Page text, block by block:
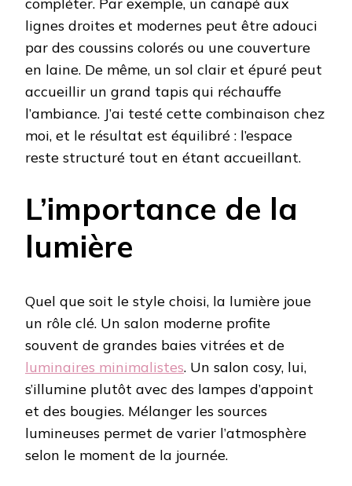
lignes droites et modernes peut être adouci
par des coussins colorés ou une couverture
en laine. De même, un sol clair et épuré peut
accueillir un grand tapis qui réchauffe
l’ambiance. J’ai testé cette combinaison chez
moi, et le résultat est équilibré : l’espace
reste structuré tout en étant accueillant.
L’importance de la
lumière
Quel que soit le style choisi, la lumière joue
un rôle clé. Un salon moderne profite
souvent de grandes baies vitrées et de
luminaires minimalistes. Un salon cosy, lui,
s’illumine plutôt avec des lampes d’appoint
et des bougies. Mélanger les sources
lumineuses permet de varier l’atmosphère
selon le moment de la journée.